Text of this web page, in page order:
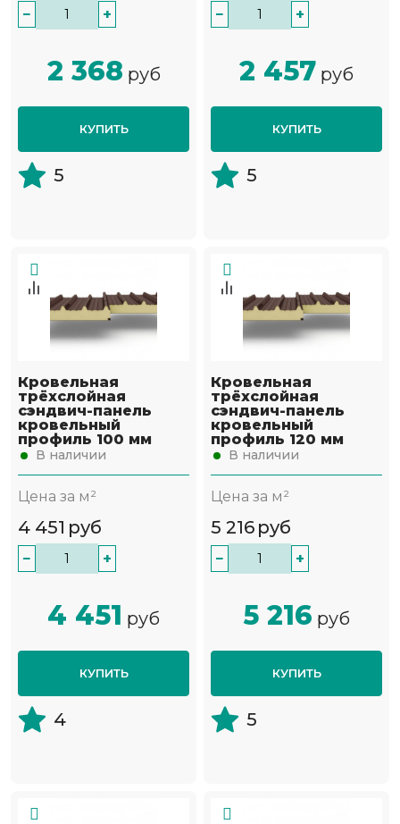
− +
2 368 руб
КУПИТЬ
5
− +
2 457 руб
КУПИТЬ
5
Кровельная
трёхслойная
сэндвич-панель
кровельный
профиль 100 мм
В наличии
Цена за м²
4 451 руб
− +
4 451 руб
КУПИТЬ
4
Кровельная
трёхслойная
сэндвич-панель
кровельный
профиль 120 мм
В наличии
Цена за м²
5 216 руб
− +
5 216 руб
КУПИТЬ
5